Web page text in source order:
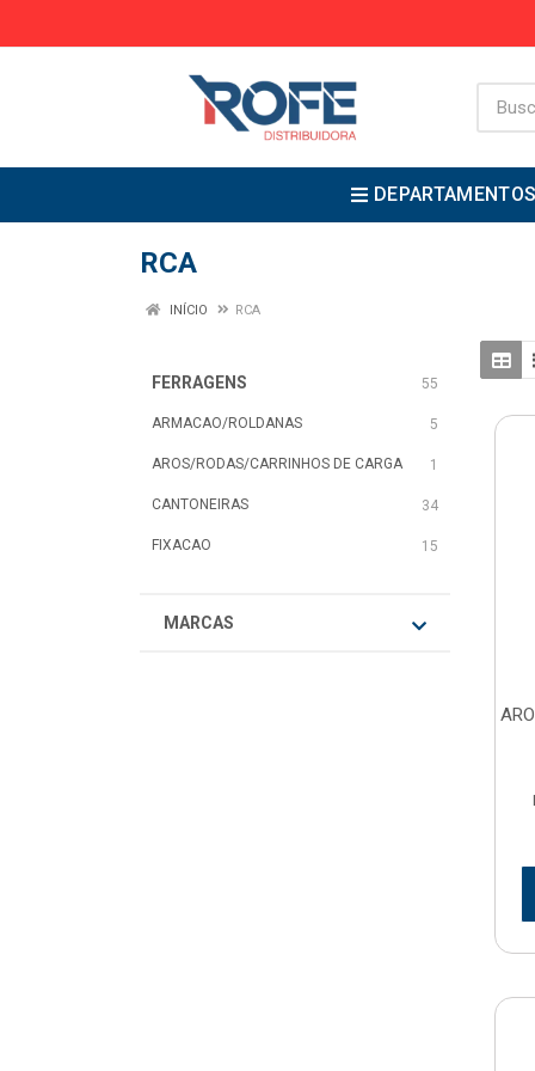
RCA
INÍCIO RCA
FERRAGENS 55
ARMACAO/ROLDANAS 5
AROS/RODAS/CARRINHOS DE CARGA 1
CANTONEIRAS 34
FIXACAO 15
MARCAS